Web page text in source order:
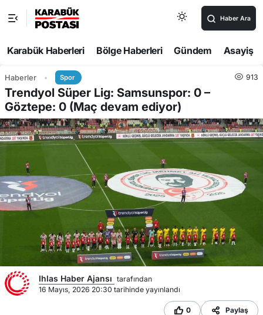
Haber Ara
Karabük Haberleri Bölge Haberleri Gündem Asayiş
Haberler Spor 913
Trendyol Süper Lig: Samsunspor: 0 –
Göztepe: 0 (Maç devam ediyor)
Ihlas Haber Ajansı tarafından
16 Mayıs, 2026 20:30 tarihinde yayınlandı
0 Paylaş